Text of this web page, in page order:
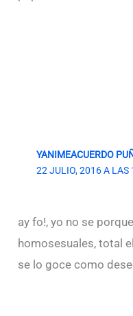
YANIMEACUERDO
22 JULIO, 2016 A LAS
ay fo!, yo no se
homosesuales, total
se lo goce como